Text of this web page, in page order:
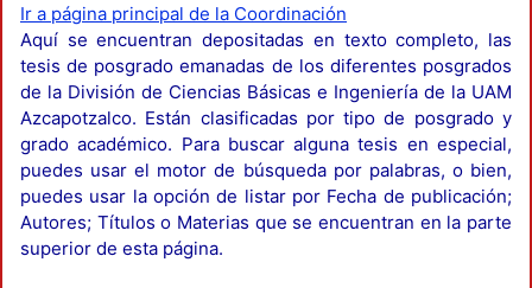
Ir a página principal de la Coordinación
Aquí se encuentran depositadas en texto completo, las
tesis de posgrado emanadas de los diferentes posgrados
de la División de Ciencias Básicas e Ingeniería de la UAM
Azcapotzalco. Están clasificadas por tipo de posgrado y
grado académico. Para buscar alguna tesis en especial,
puedes usar el motor de búsqueda por palabras, o bien,
puedes usar la opción de listar por Fecha de publicación;
Autores; Títulos o Materias que se encuentran en la parte
superior de esta página.